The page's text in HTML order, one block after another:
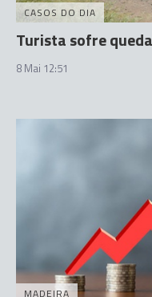
CASOS DO DIA
Turista sofre
8 Mai 12:51
MADEIRA